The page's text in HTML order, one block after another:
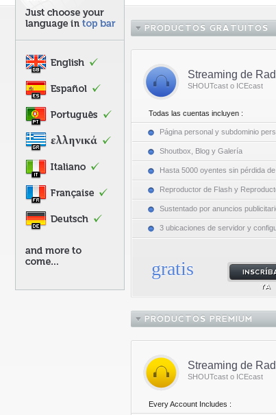
PRODUCTOS GRATUITOS
Streaming de
SHOUTcast o ICEcast
Todas las cuentas incluyen :
Página personal y subdominio
Shoutbox, Blog y Galería
Hasta 5000 oyentes sin pérdida
Reproductor de Flash y
Sustentado por anuncios
3 ubicaciones de servidor y
gratis
YA
PRODUCTOS PREMIUM
Streaming de
SHOUTcast o ICEcast
Every Account Includes :